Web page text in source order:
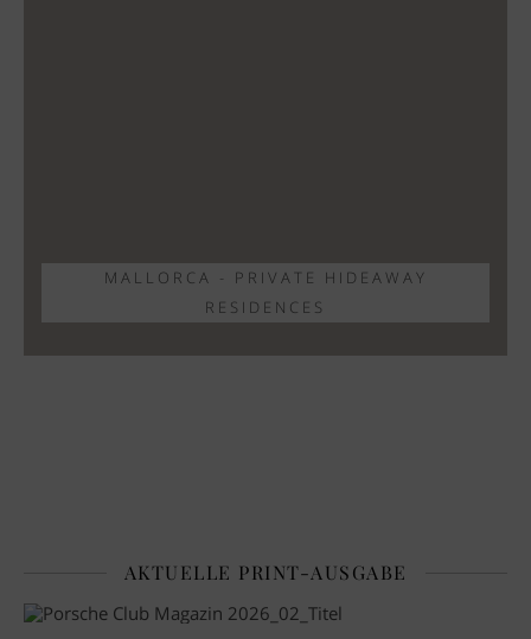
MALLORCA - PRIVATE HIDEAWAY
RESIDENCES
AKTUELLE PRINT-AUSGABE